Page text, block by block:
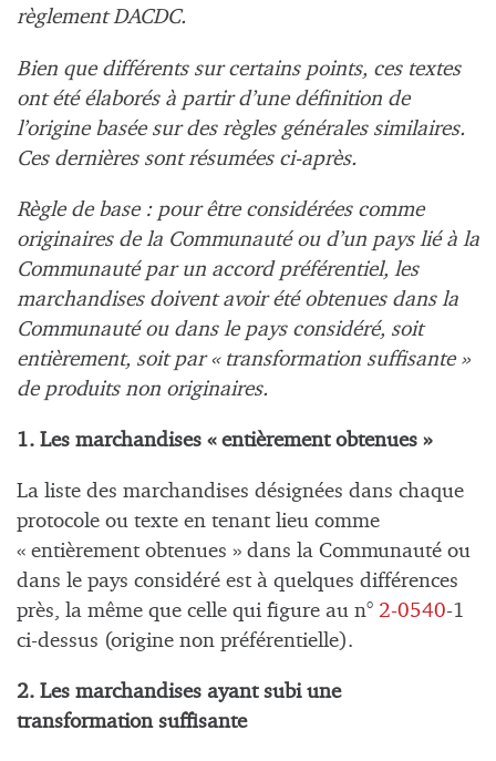
règlement DACDC.
Bien que différents sur certains points, ces textes
ont été élaborés à partir d’une définition de
l’origine basée sur des règles générales similaires.
Ces dernières sont résumées ci-après.
Règle de base : pour être considérées comme
originaires de la Communauté ou d’un pays lié à la
Communauté par un accord préférentiel, les
marchandises doivent avoir été obtenues dans la
Communauté ou dans le pays considéré, soit
entièrement, soit par « transformation suffisante »
de produits non originaires.
1. Les marchandises « entièrement obtenues »
La liste des marchandises désignées dans chaque
protocole ou texte en tenant lieu comme
« entièrement obtenues » dans la Communauté ou
dans le pays considéré est à quelques différences
près, la même que celle qui figure au n° 2-0540-1
ci-dessus (origine non préférentielle).
2. Les marchandises ayant subi une
transformation suffisante